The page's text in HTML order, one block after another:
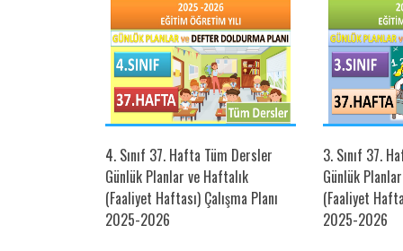
4. Sınıf 37. Hafta Tüm Dersler
Günlük Planlar ve Haftalık
(Faaliyet Haftası) Çalışma Planı
2025-2026
3. Sınıf 37.
Günlük
(Faaliyet
2025-2026